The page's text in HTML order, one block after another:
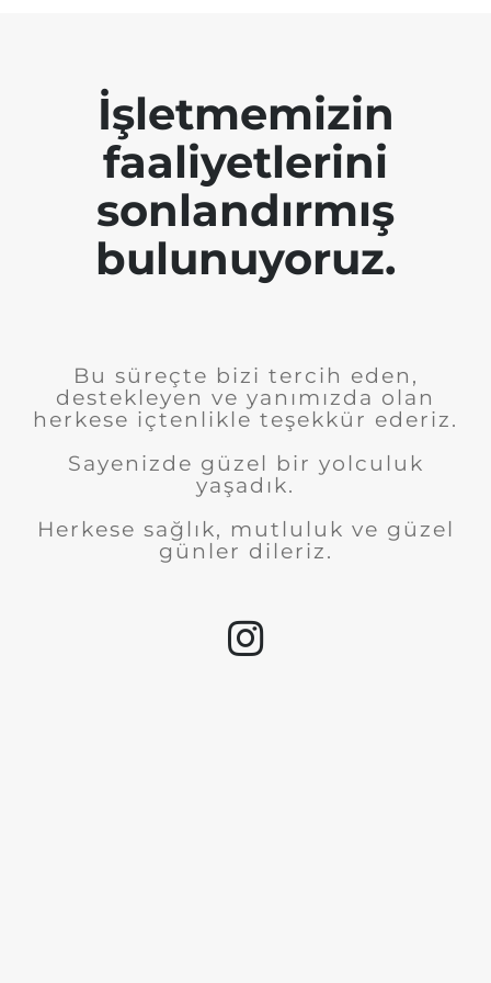
İşletmemizin
faaliyetlerini
sonlandırmış
bulunuyoruz.
Bu süreçte bizi tercih eden,
destekleyen ve yanımızda olan
herkese içtenlikle teşekkür ederiz.
Sayenizde güzel bir yolculuk
yaşadık.
Herkese sağlık, mutluluk ve güzel
günler dileriz.